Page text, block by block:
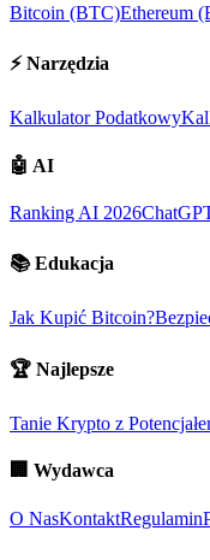
Bitcoin (BTC)Ethereum
⚡ Narzędzia
Kalkulator Podatkowy
🤖 AI
Ranking AI 2026
📚 Edukacja
Jak Kupić Bitcoin?
🏆 Najlepsze
Tanie Krypto z
🏢 Wydawca
O NasKontaktRegulamin